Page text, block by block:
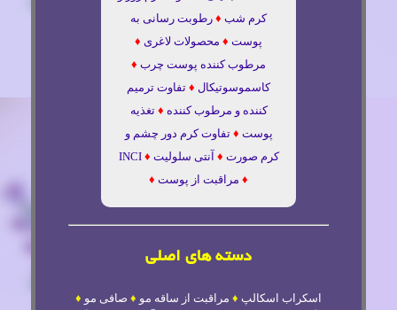
کرم شب ♦ رطوبت رسانی به
پوست ♦ محصولات لاغری ♦
مرطوب کننده پوست چرب ♦
کاسموسوتیکال ♦ تفاوت ترمیم
کننده و مرطوب کننده ♦ تغذیه
پوست ♦ تفاوت کرم دور چشم و
کرم صورت ♦ آنتی سلولیت ♦
INCI
♦ مراقبت از پوست ♦
دسته های اصلی
اسکراب اسکالپ ♦ مراقبت از ساقه مو ♦ صافی مو ♦